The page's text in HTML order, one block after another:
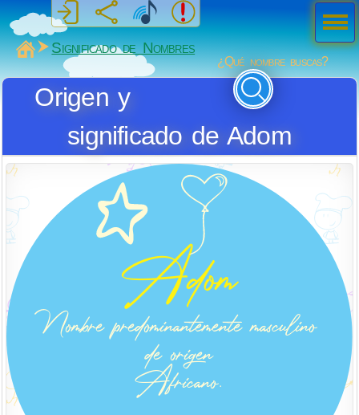
MiSabueso
Significado de Nombres
¿Qué nombre buscas?
Origen y
significado de Adom
Men
ú